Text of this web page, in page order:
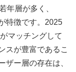
年層が多く、
特徴です。2025
マッチングして
スが豊富であるこ
ザー層の存在は、